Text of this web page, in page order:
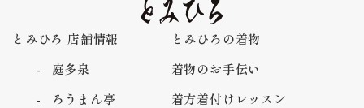
とみひろ 店舗情報
庭多泉
ろうまん亭
とみひろの着物
着物のお手伝い
着方着付けレッスン